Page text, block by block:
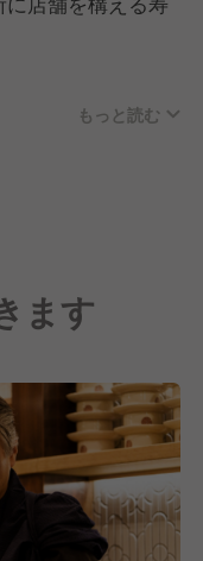
なっています。
ジナルのアレンジ
ルな価格で提供。
一度に楽しめる
ルとブラックペッ
楽しめるメニュー
ディプロマがセ
お寿司とワインを
お酒のペアリング
す。
もっと読む
ます